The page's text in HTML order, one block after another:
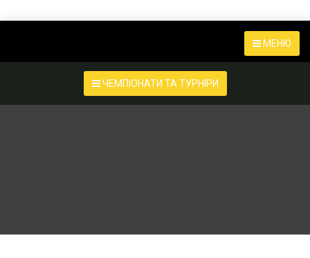
МЕНЮ
ЧЕМПІОНАТИ ТА ТУРНІРИ